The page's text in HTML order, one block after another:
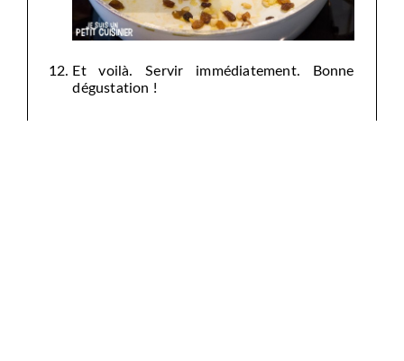
Et voilà. Servir immédiatement. Bonne
dégustation !